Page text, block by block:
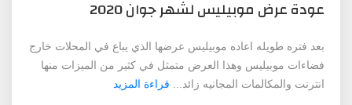
عودة عرض موبيليس ‏‏لشهر ‏جوان ‏2020
بعد فتره طويله اعاده موبيليس عرضها الذي يباع في المحلات خارج
فضاءات موبيليس وهذا العرض متمثل في كثير من الميزات منها
انترنت والمكالمات المجانيه زائد... قراءة المزيد